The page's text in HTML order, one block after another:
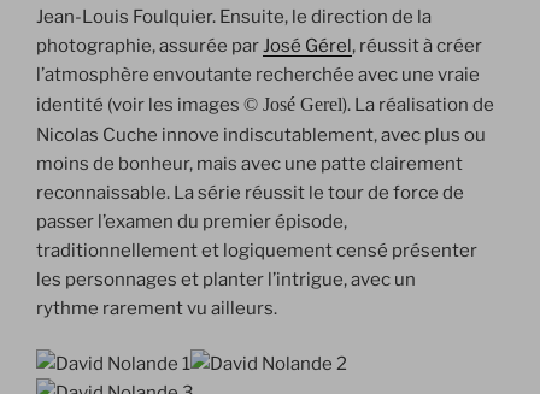
Jean-Louis Foulquier. Ensuite, le direction de la
photographie, assurée parJosé Gérel, réussit à créer
l’atmosphère envoutante recherchée avec une vraie
identité (voir les images © José Gerel). La réalisation de
Nicolas Cuche innove indiscutablement, avec plus ou
moins de bonheur, mais avec une patte clairement
reconnaissable. La série réussit le tour de force de
passer l’examen du premier épisode,
traditionnellement et logiquement censé présenter
les personnages et planter l’intrigue, avec un
rythme rarement vu ailleurs.